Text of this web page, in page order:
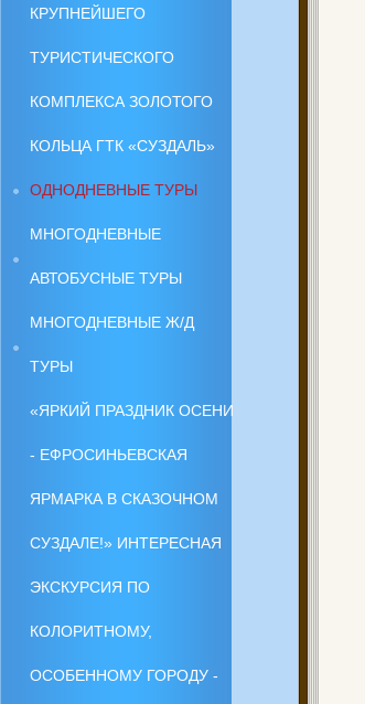
КРУПНЕЙШЕГО
ТУРИСТИЧЕСКОГО
КОМПЛЕКСА ЗОЛОТОГО
КОЛЬЦА ГТК «СУЗДАЛЬ»
ОДНОДНЕВНЫЕ ТУРЫ
МНОГОДНЕВНЫЕ
АВТОБУСНЫЕ ТУРЫ
МНОГОДНЕВНЫЕ Ж/Д
ТУРЫ
«ЯРКИЙ ПРАЗДНИК ОСЕНИ
- ЕФРОСИНЬЕВСКАЯ
ЯРМАРКА В СКАЗОЧНОМ
СУЗДАЛЕ!» ИНТЕРЕСНАЯ
ЭКСКУРСИЯ ПО
КОЛОРИТНОМУ,
ОСОБЕННОМУ ГОРОДУ -